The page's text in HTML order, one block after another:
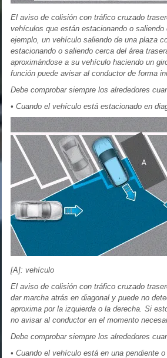
El aviso de colisión con tráfico cruzado
vehículos que están estacionando o
ejemplo, un vehículo saliendo de una plaza
estacionando o saliendo cerca del área
aproximándose a su vehículo haciendo un
función puede avisar al conductor de forma
Debe comprobar siempre los alrededores
• Cuando el vehículo está estacionado en
[A]: vehículo
El aviso de colisión con tráfico cruzado
dar marcha atrás en diagonal y puede no
aproxima por la izquierda o la derecha. Si
no avisar al conductor en el momento
Debe comprobar siempre los alrededores
• Cuando el vehículo está en una pendiente